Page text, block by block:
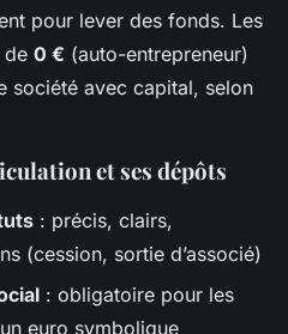
pour lever des fonds. Les
de 0 € (auto-entrepreneur)
société avec capital, selon
et ses dépôts
: précis, clairs,
(cession, sortie d’associé)
: obligatoire pour les
euro symbolique